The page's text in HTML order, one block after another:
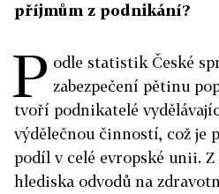
příjmům z podnikání?
P odle statistik České
zabezpečení pětinu
tvoří podnikatelé
výdělečnou činností, což je
podíl v celé evropské unii.
hlediska odvodů na